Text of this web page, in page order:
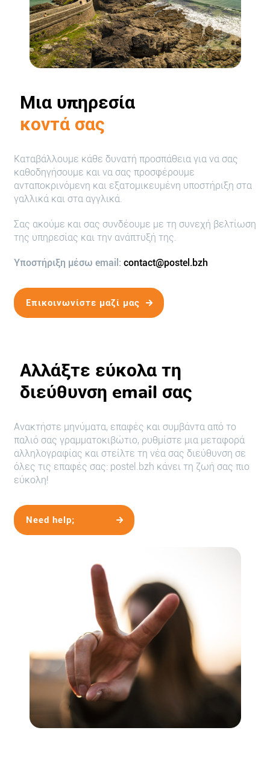
Μια υπηρεσία
κοντά σας
Καταβάλλουμε κάθε δυνατή προσπάθεια για να σας
καθοδηγήσουμε και να σας προσφέρουμε
ανταποκρινόμενη και εξατομικευμένη υποστήριξη στα
γαλλικά και στα αγγλικά.
Σας ακούμε και σας συνδέουμε με τη συνεχή βελτίωση
της υπηρεσίας και την ανάπτυξή της.
Υποστήριξη μέσω email: contact@postel.bzh
Επικοινωνίστε μαζί μας
Αλλάξτε εύκολα τη
διεύθυνση email σας
Ανακτήστε μηνύματα, επαφές και συμβάντα από το
παλιό σας γραμματοκιβώτιο, ρυθμίστε μια μεταφορά
αλληλογραφίας και στείλτε τη νέα σας διεύθυνση σε
όλες τις επαφές σας: postel.bzh κάνει τη ζωή σας πιο
εύκολη!
Need help;